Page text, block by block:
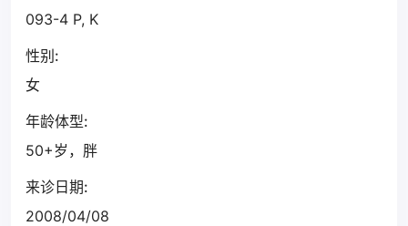
093-4 P, K
性别:
女
年龄体型:
50+岁，胖
来诊日期:
2008/04/08